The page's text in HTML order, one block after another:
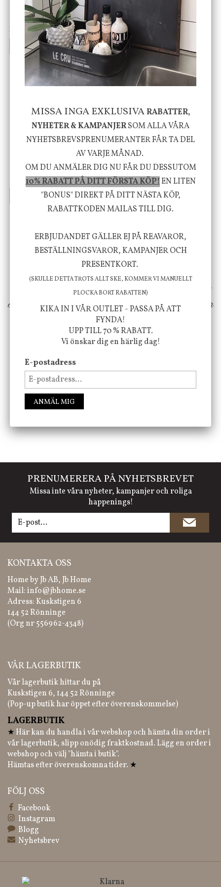
Cloudy kruka mini, vit
199 kr
INFO KÖP
Bordslampa Mushroom
vit, Utomhus
499 kr
INFO KÖP
House Doctor
Skål, Hands marmor
635 kr795 kr
-20%
KÖP
Nicolas Vahé
Serveringsfat, Ostron,
Stengods
415 kr
INFO KÖP
Vi vill förmedla känsla, upplevelse och
välbefinnande för dig och ditt hem! Med
inspiration från naturen och dess färgpalett
erbjuder vi omsorgsfullt utvalda produkter som
ökar trivsel i ditt hem och ger det lilla extra för
att öka ditt välmående!
FÖLJ OSS PÅ INSTAGRAM @JBHOME
PRENUMERERA PÅ NYHETSBREVET
Missa inte våra nyheter, kampanjer och roliga
happenings!
KONTAKTA OSS
Home by Jb AB, Jb Home
Mail:info@jbhome.se
Adress: Kuskstigen 6
144 52 Rönninge
(Org nr 556962-4348)
VÅR LAGERBUTIK
Vår lagerbutik hittar du på
Kuskstigen 6, 144 52 Rönninge
(Pop-up butik har öppet efter överenskommelse)
LAGERBUTIK
★ Här kan du handla i vår webshop och hämta din order i
vår lagerbutik, slipp onödig fraktkostnad. Lägg en order i
webshop och välj "hämta i butik".
Hämtas efter överenskomna tider. ★
FÖLJ OSS
Facebook
Instagram
Blogg
Nyhetsbrev
MISSA INGA EXKLUSIVARABATTER,
NYHETER & KAMPANJERSOM ALLA VÅRA
NYHETSBREVSPRENUMERANTER FÅR TA DEL
AV VARJE MÅNAD.
OM DU ANMÄLER DIG NU FÅR DU DESSUTOM
10% RABATT PÅ DITT FÖRSTA KÖP!EN LITEN
"BONUS" DIREKT PÅ DITT NÄSTA KÖP,
RABATTKODEN MAILAS TILL DIG.
ERBJUDANDET GÄLLER EJ PÅ REAVAROR,
BESTÄLLNINGSVAROR, KAMPANJER OCH
PRESENTKORT.
(SKULLE DETTA TROTS ALLT SKE, KOMMER VI MANUELLT
PLOCKA BORT RABATTEN)
KIKA IN I VÅR OUTLET - PASSA PÅ ATT
FYNDA!
UPP TILL 70 % RABATT.
Vi önskar dig en härlig dag!
E-postadress
ANMÄL MIG